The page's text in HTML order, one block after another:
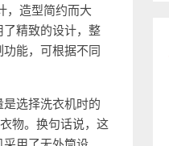
，造型简约而大
精致的设计，整
能，可根据不同
选择洗衣机时的
物。换句话说，这